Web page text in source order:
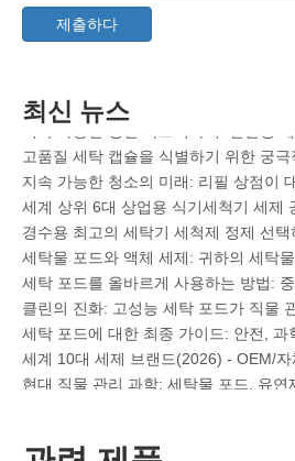
제출하다
최신 뉴스
식기세척기 세제에 대한 최종 가이드:
경수용 최고의 세탁기 세척제 정제 선택